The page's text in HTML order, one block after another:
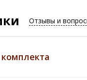
Отзывы и